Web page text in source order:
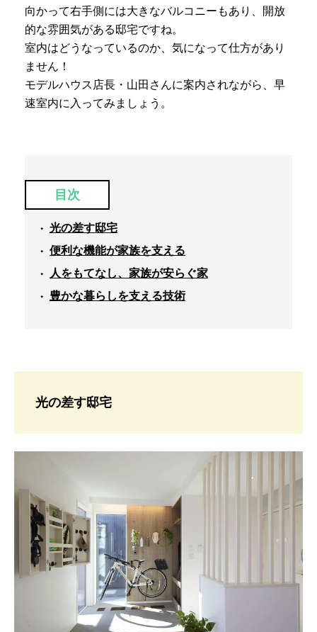
向かって右手側には大きなバルコニーもあり、開放
的な雰囲気がある邸宅ですね。
室内はどうなっているのか、気になって仕方があり
ません！
モデルハウス店長・山田さんに案内されながら、早
速室内に入ってみましょう。
目次
光の差す邸宅
便利な機能が家族を支える
人をもてなし、家族が安らぐ家
豊かな暮らしを支える技術
光の差す邸宅